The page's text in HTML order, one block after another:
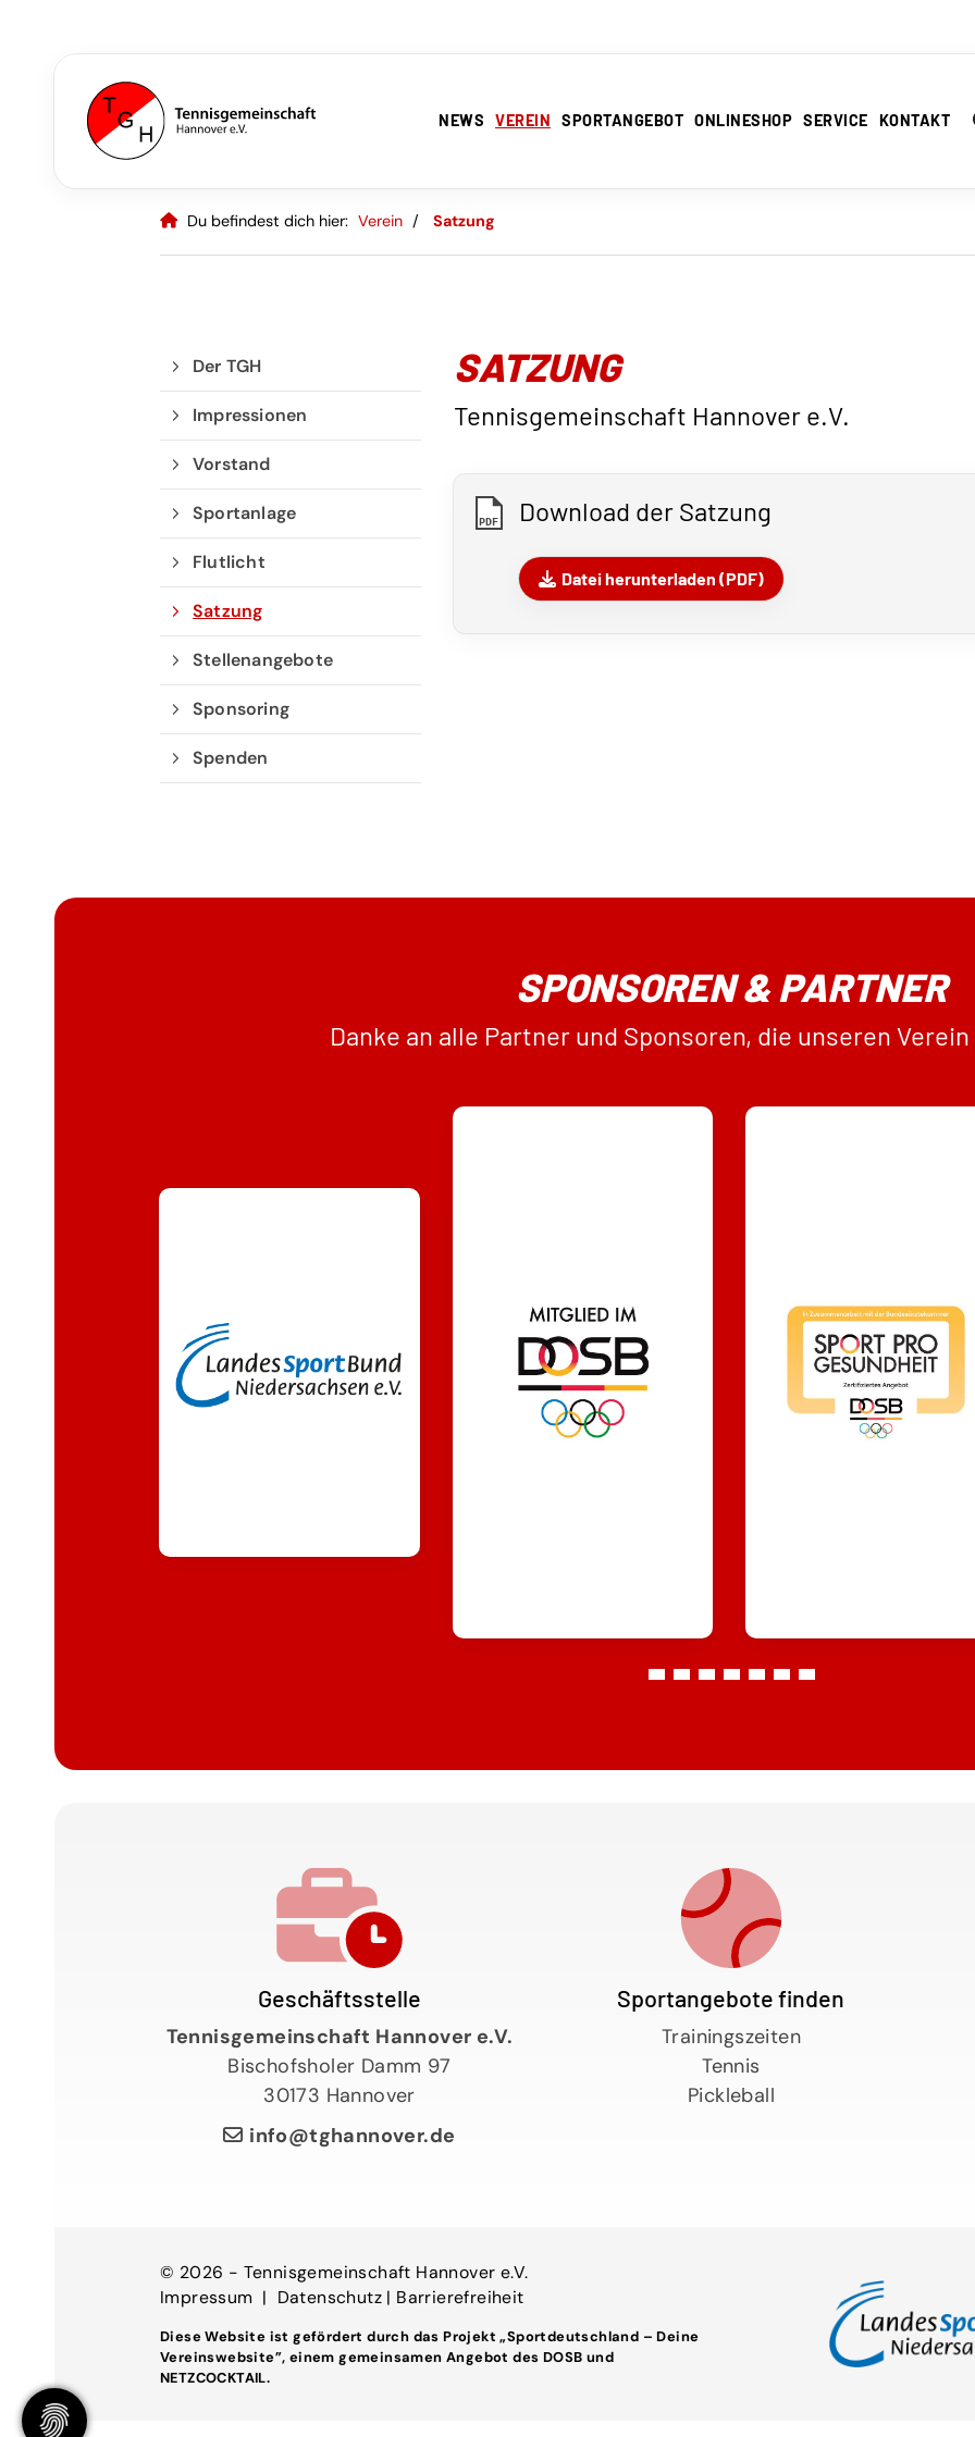
NEWS VEREIN SPORTANGEBOT ONLINESHOP SERVICE KONTAKT
Du befindest dich hier: Verein Satzung
SATZUNG
Tennisgemeinschaft Hannover e.V.
PDF Download der Satzung
Datei herunterladen (PDF)
Der TGH
Impressionen
Vorstand
Sportanlage
Flutlicht
Satzung
Stellenangebote
Sponsoring
Spenden
SPONSOREN & PARTNER
Danke an alle Partner und Sponsoren, die unseren
Geschäftsstelle
Tennisgemeinschaft Hannover e.V.
Bischofsholer Damm 97
30173 Hannover
info@tghannover.de
Sportangebote finden
Trainingszeiten
Tennis
Pickleball
© 2026 - Tennisgemeinschaft Hannover e.V.
Impressum | Datenschutz | Barrierefreiheit
Diese Website ist gefördert durch das Projekt„Sportdeutschland – Deine
Vereinswebsite”, einem gemeinsamen Angebot des DOSB und
NETZCOCKTAIL.
Geschäftsstelle
Tennisgemeinschaft Hannover e.V.
Bischofsholer Damm 97
30173 Hannover
info@tghannover.de
Sportangebote finden